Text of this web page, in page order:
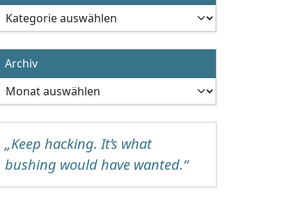
Kategorien
Archiv
Archiv
„Keep hacking. It’s what
bushing would have wanted.“